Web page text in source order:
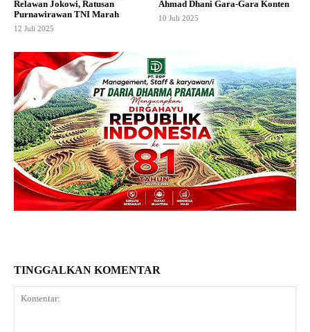
Relawan Jokowi, Ratusan
Purnawirawan TNI Marah
12 Juli 2025
Ahmad Dhani Gara-Gara Konten
10 Juli 2025
TINGGALKAN KOMENTAR